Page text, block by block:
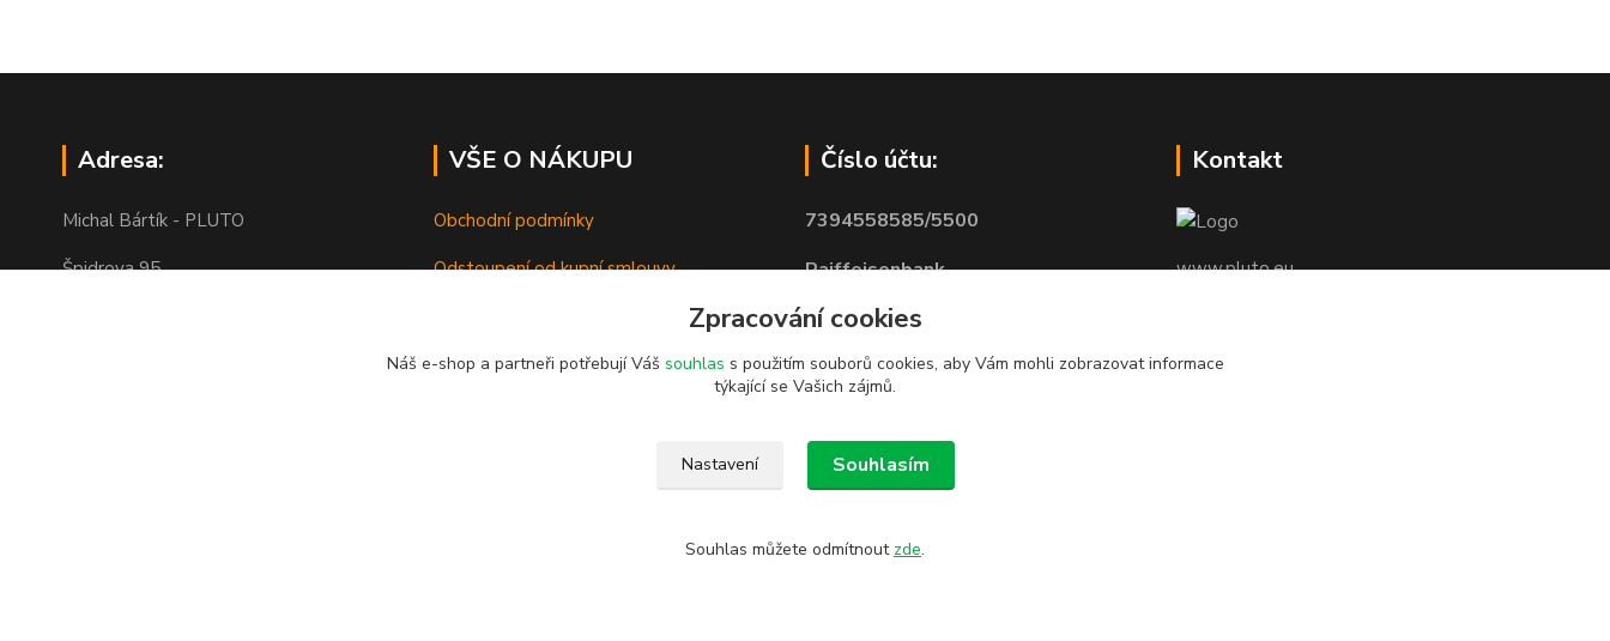
Adresa:
Michal Bártík - PLUTO
Špidrova 95
VŠE O NÁKUPU
Obchodní podmínky
Odstoupení od kupní smlouvy
Doprava
Číslo účtu:
7394558585/5500
Raiffeisenbank
Kontakt
www.pluto.eu
+420 739 455 857
Zpracování cookies
Náš e-shop a partneři potřebují Váš souhlas s použitím souborů cookies, aby Vám mohli zobrazovat informace
týkající se Vašich zájmů.
Nastavení Souhlasím
Souhlas můžete odmítnout zde.